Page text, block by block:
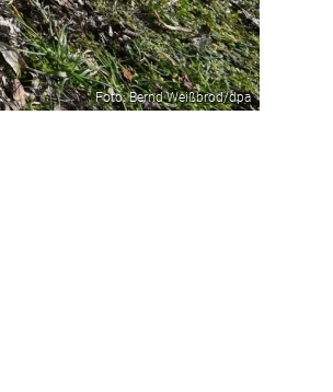
Foto: Bernd Weißbrod/dpa